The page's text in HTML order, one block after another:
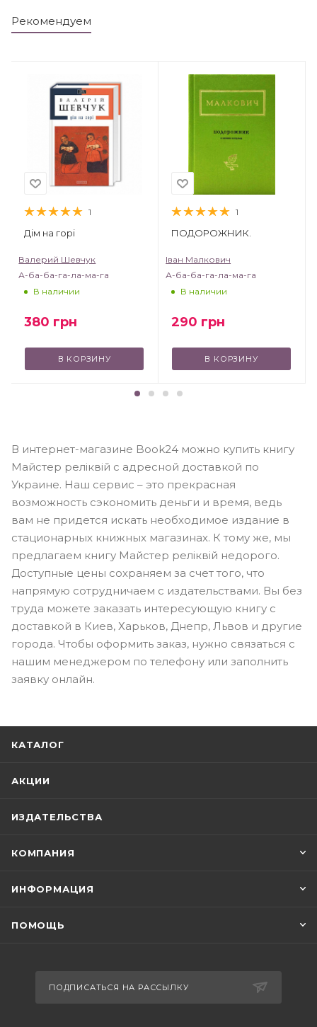
Рекомендуем
1
Дім на горі
Валерий Шевчук
А-ба-ба-га-ла-ма-га
В наличии
380 грн
В КОРЗИНУ
1
ПОДОРОЖНИК.
Іван Малкович
А-ба-ба-га-ла-ма-га
В наличии
290 грн
В КОРЗИНУ
В интернет-магазине Book24 можно купить книгу
Майстер реліквій с адресной доставкой по
Украине. Наш сервис – это прекрасная
возможность сэкономить деньги и время, ведь
вам не придется искать необходимое издание в
стационарных книжных магазинах. К тому же, мы
предлагаем книгу Майстер реліквій недорого.
Доступные цены сохраняем за счет того, что
напрямую сотрудничаем с издательствами. Вы без
труда можете заказать интересующую книгу с
доставкой в Киев, Харьков, Днепр, Львов и другие
города. Чтобы оформить заказ, нужно связаться с
нашим менеджером по телефону или заполнить
заявку онлайн.
КАТАЛОГ
АКЦИИ
ИЗДАТЕЛЬСТВА
КОМПАНИЯ
ИНФОРМАЦИЯ
ПОМОЩЬ
ПОДПИСАТЬСЯ НА РАССЫЛКУ